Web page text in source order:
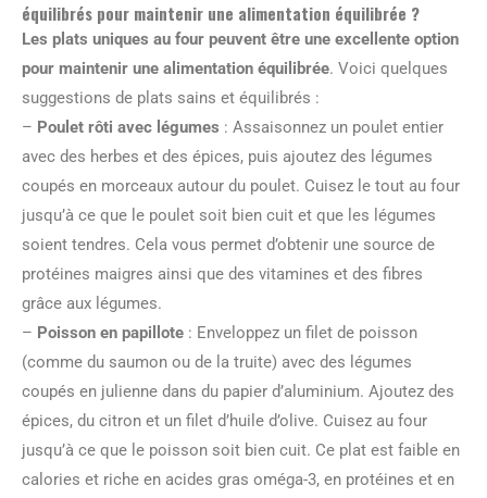
équilibrés pour maintenir une alimentation équilibrée ?
Les plats uniques au four peuvent être une excellente option
pour maintenir une alimentation équilibrée. Voici quelques
suggestions de plats sains et équilibrés :
– Poulet rôti avec légumes : Assaisonnez un poulet entier
avec des herbes et des épices, puis ajoutez des légumes
coupés en morceaux autour du poulet. Cuisez le tout au four
jusqu’à ce que le poulet soit bien cuit et que les légumes
soient tendres. Cela vous permet d’obtenir une source de
protéines maigres ainsi que des vitamines et des fibres
grâce aux légumes.
– Poisson en papillote : Enveloppez un filet de poisson
(comme du saumon ou de la truite) avec des légumes
coupés en julienne dans du papier d’aluminium. Ajoutez des
épices, du citron et un filet d’huile d’olive. Cuisez au four
jusqu’à ce que le poisson soit bien cuit. Ce plat est faible en
calories et riche en acides gras oméga-3, en protéines et en